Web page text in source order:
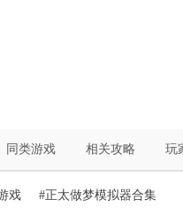
同类游戏 相关攻略 玩
戏
#正太做梦模拟器合集